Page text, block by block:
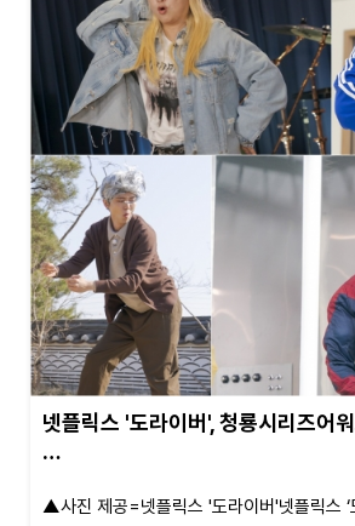
넷플릭스 '도라이버', 청룡시리즈어
…
▲사진 제공=넷플릭스 '도라이버'넷플릭스 ‘